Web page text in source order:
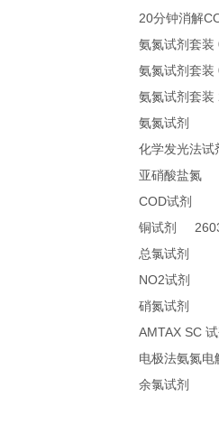
20分钟消解
氨氮试剂套装
氨氮试剂套装
氨氮试剂套装
氨氮试剂
化学发光法试
亚硝酸盐氮
COD试剂
铜试剂
总氯试剂
NO2试剂
硝氮试剂
AMTAX SC
电极法氨氮电
余氯试剂